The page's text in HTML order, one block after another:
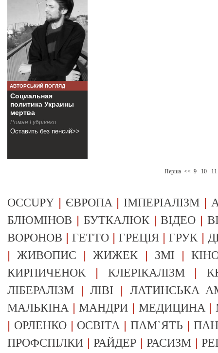
АВТОРСЬКИЙ ПОГЛЯД
Социальная
политика Украины
мертва
Роман Губрієнко
Оставить без пенсий>>
Перша << 9 10 11
OCCUPY | ЄВРОПА | ІМПЕРІАЛІЗМ |
БЛЮМІНОВ | БУТКАЛЮК|ВІДЕО |
ВОРОНОВ |ГЕТТО |ГРЕЦІЯ |ГРУК |
|ЖИВОПИС |ЖИЖЕК | ЗМІ |
КИРПИЧЕНОК | КЛЕРІКАЛІЗМ|
ЛІБЕРАЛІЗМ |ЛІВІ | ЛАТИНСЬКА
МАЛЬКІНА |МАНДРИ | МЕДИЦИНА |
| ОРЛЕНКО| ОСВІТА |ПАМ`ЯТЬ |
ПРОФСПІЛКИ |РАЙДЕР |РАСИЗМ |